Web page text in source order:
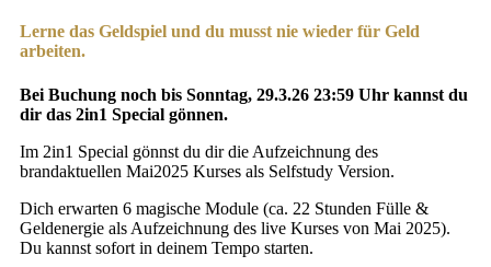
Lerne das Geldspiel und du musst nie wieder für Geld
arbeiten.
Bei Buchung noch bis Sonntag, 29.3.26 23:59 Uhr kannst du
dir das 2in1 Special gönnen.
Im 2in1 Special gönnst du dir die Aufzeichnung des
brandaktuellen Mai2025 Kurses als Selfstudy Version.
Dich erwarten 6 magische Module (ca. 22 Stunden Fülle &
Geldenergie als Aufzeichnung des live Kurses von Mai 2025).
Du kannst sofort in deinem Tempo starten.